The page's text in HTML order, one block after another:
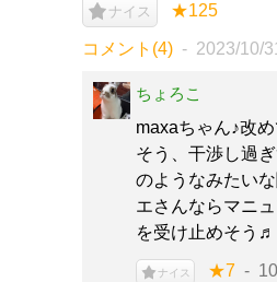
ナイス ★125
コメント(4) 2023/10/31
ちょろこ
maxaちゃん♪改
そう、干渉し過
のようなみたい
エさんならマニ
を受け止めそう♬
ナイス ★7